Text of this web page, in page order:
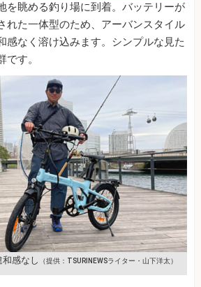
を眺める釣り場に到着。バッテリーが
れた一体型のため、アーバンスタイル
感なく溶け込みます。シンプルな見た
す。
感なし （提供：TSURINEWSライター・山下洋太）